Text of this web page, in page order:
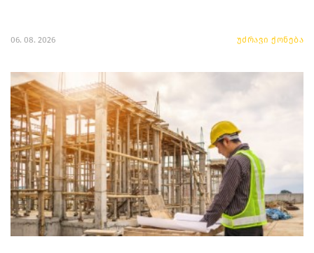
06. 08. 2026 უძრავი ქონება